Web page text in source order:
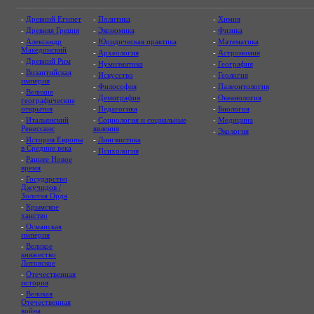
- Древний Египет
- Древняя Греция
- Александр
Македонский
- Древний Рим
- Византийская
империя
- Великие
географические
открытия
- Итальянский
Ренессанс
- История Европы
в Средние века
- Раннее Новое
время
- Государство
Джучидов /
Золотая Орда
- Крымское
ханство
- Османская
империя
- Великое
княжество
Литовское
- Отечественная
история
- Великая
Отечественная
война
- Политика
- Экономика
- Юридическая практика
- Археология
- Нумизматика
- Искусство
- Философия
- Демография
- Педагогика
- Социология и социальные
явления
- Лингвистика
- Психология
- Химия
- Физика
- Математика
- Астрономия
- География
- Геология
- Палеонтология
- Океанология
- Биология
- Медицина
- Экология